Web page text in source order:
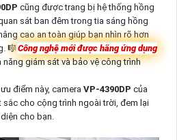
cũng được trang bị hệ thống hồng
sát ban đêm trong tia sáng hồng
cao an toàn giúp bạn nhìn rõ hơn
🎼️Công nghệ mới được hãng ứng dụng
năng giám sát và bảo vệ công trình
điểm này, camera VP-4390DP của
sắc cho cộng trình ngoài trời, đem lại
cho bạn.